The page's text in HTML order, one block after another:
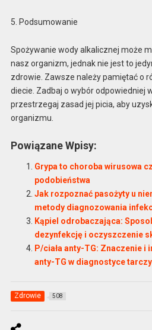
5. Podsumowanie
Spożywanie wody alkalicznej może
nasz organizm, jednak nie jest to
zdrowie. Zawsze należy pamiętać o
diecie. Zadbaj o wybór odpowiedniej
przestrzegaj zasad jej picia, aby
organizmu.
Powiązane Wpisy:
Grypa to choroba wirusowa
podobieństwa
Jak rozpoznać pasożyty u
metody diagnozowania
Kąpiel odrobaczająca:
dezynfekcję i oczyszczenie
P/ciała anty-TG: Znaczenie i
anty-TG w diagnostyce
Zdrowie 508